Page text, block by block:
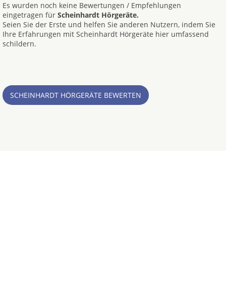
Es wurden noch keine Bewertungen / Empfehlungen
eingetragen für Scheinhardt Hörgeräte.
Seien Sie der Erste und helfen Sie anderen Nutzern, indem Sie
Ihre Erfahrungen mit Scheinhardt Hörgeräte hier umfassend
schildern.
SCHEINHARDT HÖRGERÄTE BEWERTEN